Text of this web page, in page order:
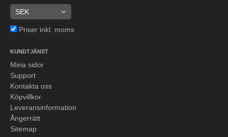
Priser inkl. moms
KUNDTJÄNST
Mina sidor
Support
Kontakta oss
Köpvillkor
Leveransinformation
Ångerrätt
Sitemap